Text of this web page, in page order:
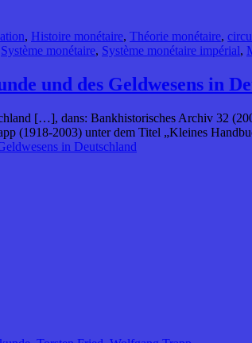
, Histoire monétaire, Théorie monétaire,
Système monétaire, Système monétaire impérial,
und des Geldwesens in
[…], dans: Bankhistorisches Archiv 32
(1918-2003) unter dem Titel „Kleines
in Deutschland